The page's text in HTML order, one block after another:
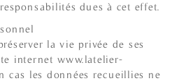
dues à cet effet.
la vie privée de ses
internet www.latelier-
cas les données recueillies ne